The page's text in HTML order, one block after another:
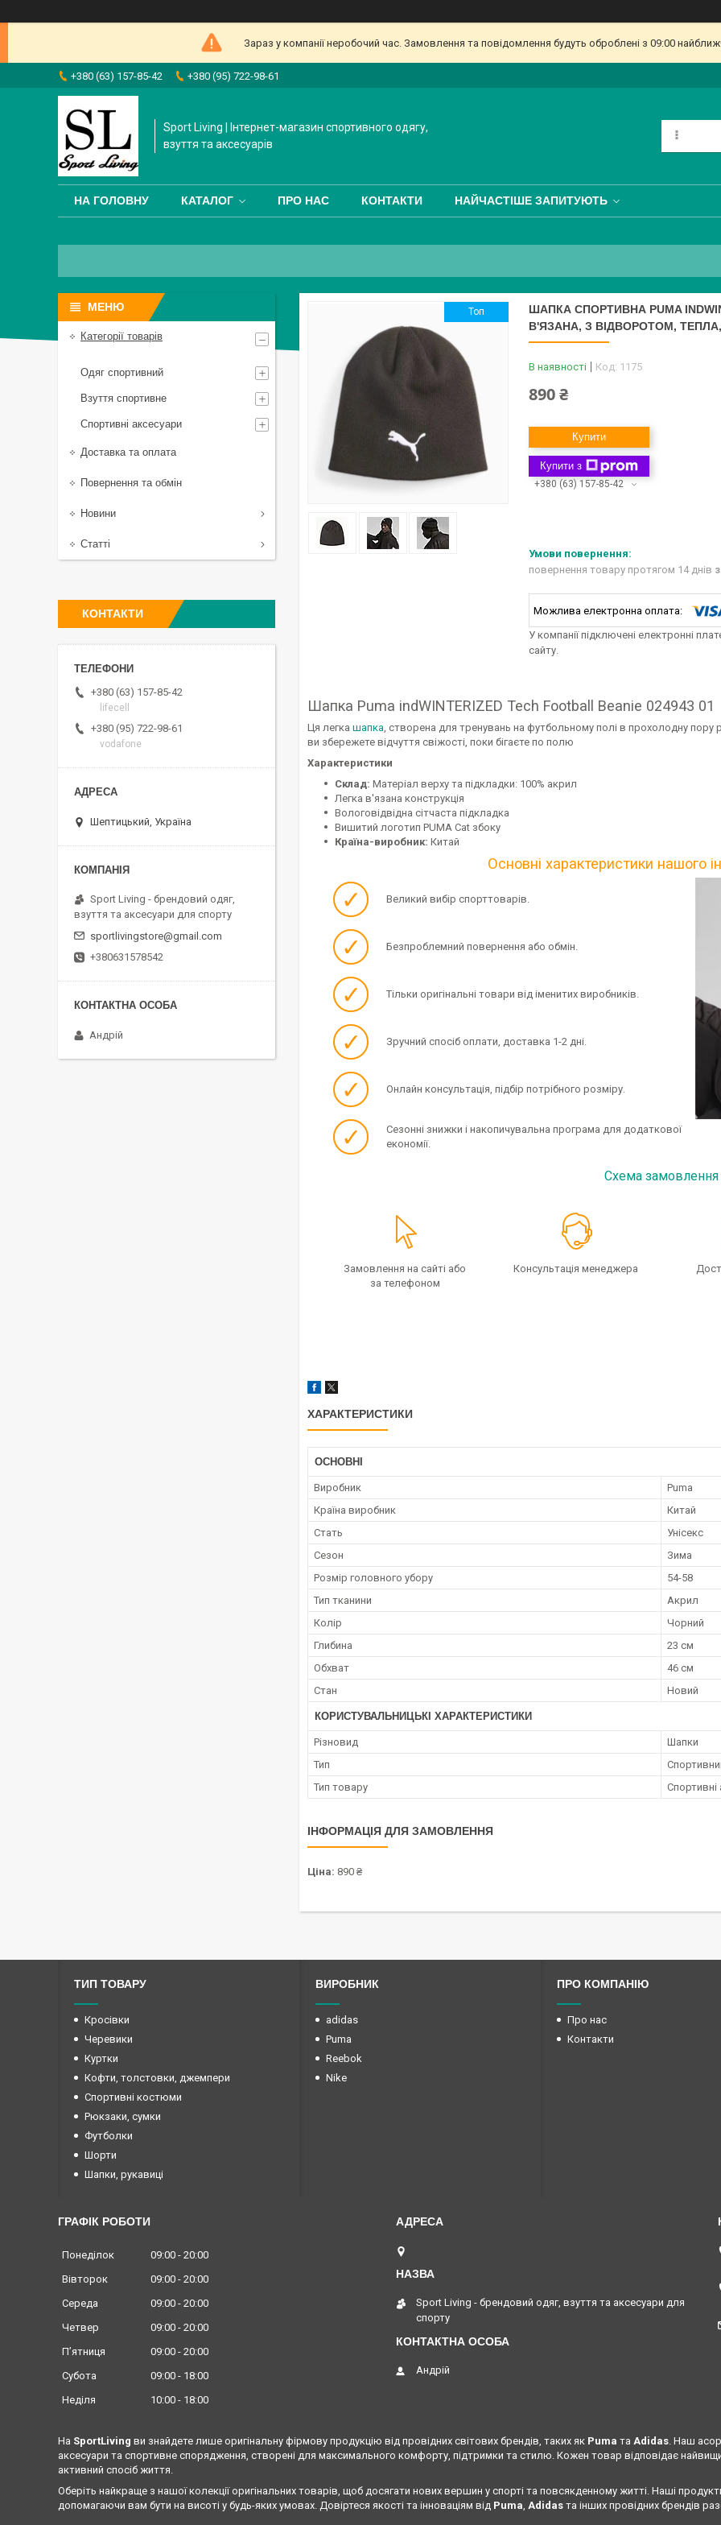
Зараз у компанії неробочий час. Замовлення та повідомлення будуть оброблені з 09:00
+380 (63) 157-85-42 +380 (95) 722-98-61
Sport Living | Інтернет-магазин спортивного одягу,
взуття та аксесуарів
НА ГОЛОВНУ КАТАЛОГ ПРО НАС КОНТАКТИ НАЙЧАСТІШЕ ЗАПИТУЮТЬ
Топ
ШАПКА СПОРТИВНА PUMA
В'ЯЗАНА, З ВІДВОРОТОМ,
В наявності Код: 1175
890 ₴
Купити
Купити з
+380 (63) 157-85-42
повернення товару протягом 14 днів
У компанії підключені електронні
сайту.
Шапка Puma indWINTERIZED Tech Football Beanie 024943 01
Ця легка шапка, створена для тренувань на футбольному полі в прохолодну пору
ви збережете відчуття свіжості, поки бігаєте по полю
Характеристики
Склад: Матеріал верху та підкладки: 100% акрил
Легка в'язана конструкція
Вологовідвідна сітчаста підкладка
Вишитий логотип PUMA Cat збоку
Країна-виробник: Китай
Основні характеристики нашого
✓ Великий вибір спорттоварів.
✓ Безпроблемний повернення або обмін.
✓ Тільки оригінальні товари від іменитих виробників.
✓ Зручний спосіб оплати, доставка 1-2 дні.
✓ Онлайн консультація, підбір потрібного розміру.
✓
Сезонні знижки і накопичувальна програма для додаткової
економії.
Схема замовлення
Замовлення на сайті або
за телефоном
Консультація менеджера
ХАРАКТЕРИСТИКИ
ОСНОВНІ
Виробник
Puma
Країна виробник
Китай
Стать
Унісекс
Сезон
Зима
Розмір головного убору
54-58
Тип тканини
Акрил
Колір
Чорний
Глибина
23 см
Обхват
46 см
Стан
Новий
КОРИСТУВАЛЬНИЦЬКІ ХАРАКТЕРИСТИКИ
Різновид
Шапки
Тип
Тип товару
Спортивні
ІНФОРМАЦІЯ ДЛЯ ЗАМОВЛЕННЯ
Ціна: 890 ₴
Категорії товарів
Одяг спортивний
Взуття спортивне
Спортивні аксесуари
Доставка та оплата
Повернення та обмін
Новини
Статті
КОНТАКТИ
+380 (63) 157-85-42
lifecell
+380 (95) 722-98-61
vodafone
Шептицький, Україна
Sport Living - брендовий одяг,
взуття та аксесуари для спорту
sportlivingstore@gmail.com
+380631578542
Андрій
ТИП ТОВАРУ
Кросівки
Черевики
Куртки
Кофти, толстовки, джемпери
Спортивні костюми
Рюкзаки, сумки
Футболки
Шорти
Шапки, рукавиці
ВИРОБНИК
adidas
Puma
Reebok
Nike
ПРО КОМПАНІЮ
Про нас
Контакти
ГРАФІК РОБОТИ
Понеділок 09:00
20:00
Вівторок
09:00
20:00
Середа
09:00
20:00
Четвер
09:00
20:00
Пʼятниця
09:00
20:00
Субота
09:00
18:00
Неділя
10:00 18:00
Sport Living - брендовий одяг, взуття та аксесуари для
спорту
Андрій
На SportLiving ви знайдете лише оригінальну фірмову продукцію від провідних світових брендів, таких як Puma та Adidas. Наш
аксесуари та спортивне спорядження, створені для максимального комфорту, підтримки та стилю. Кожен товар відповідає
активний спосіб життя.
Оберіть найкраще з нашої колекції оригінальних товарів, щоб досягати нових вершин у спорті та повсякденному житті. Наші
допомагаючи вам бути на висоті у будь-яких умовах. Довіртеся якості та інноваціям від Puma, Adidas та інших провідних брендів